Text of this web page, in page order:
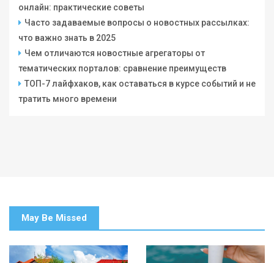
онлайн: практические советы
Часто задаваемые вопросы о новостных рассылках:
что важно знать в 2025
Чем отличаются новостные агрегаторы от
тематических порталов: сравнение преимуществ
ТОП-7 лайфхаков, как оставаться в курсе событий и не
тратить много времени
May Be Missed